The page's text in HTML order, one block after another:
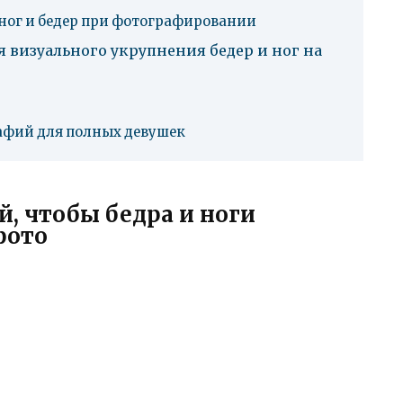
и бедер при фотографировании
укрупнения бедер и ног на
для полных девушек
чтобы бедра и ноги